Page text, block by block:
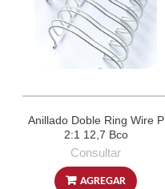
Anillado Doble Ring Wire P
2:1 12,7 Bco
Consultar
AGREGAR